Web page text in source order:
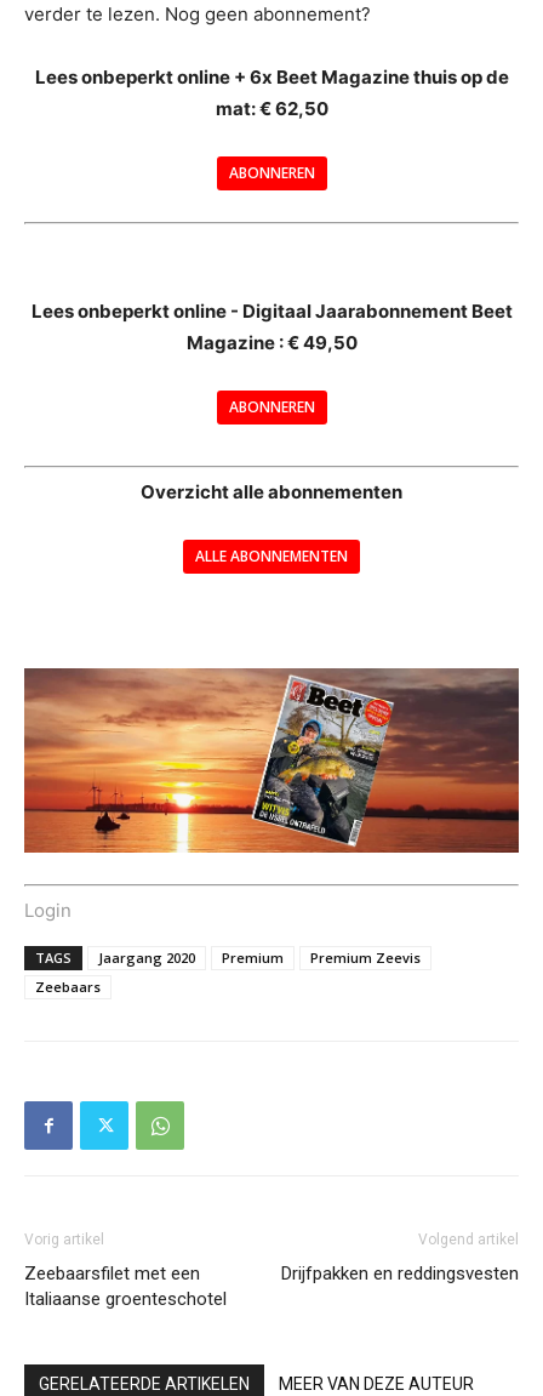
verder te lezen. Nog geen abonnement?
Lees onbeperkt online + 6x Beet Magazine thuis op de
mat: € 62,50
ABONNEREN
Lees onbeperkt online - Digitaal Jaarabonnement Beet
Magazine : € 49,50
ABONNEREN
Overzicht alle abonnementen
ALLE ABONNEMENTEN
Login
TAGS Jaargang 2020 Premium
Premium Zeevis
Zeebaars
Vorig artikel
Zeebaarsfilet met een
Italiaanse groenteschotel
Volgend artikel
Drijfpakken en reddingsvesten
GERELATEERDE ARTIKELEN MEER VAN DEZE AUTEUR